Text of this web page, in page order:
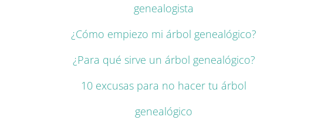
genealogista
¿Cómo empiezo mi árbol genealógico?
¿Para qué sirve un árbol genealógico?
10 excusas para no hacer tu árbol
genealógico